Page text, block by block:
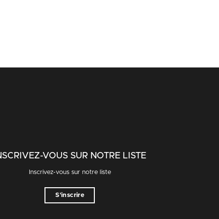
VOUS SUR NOTRE LISTE
Inscrivez-vous sur notre liste
S'inscrire